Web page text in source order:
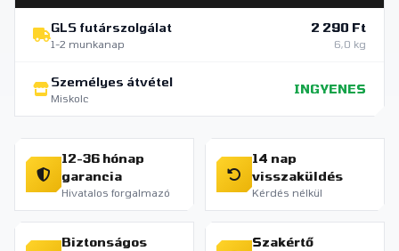
GLS futárszolgálat
1-2 munkanap
2 290 Ft
6,0 kg
Személyes átvétel
Miskolc
INGYENES
12-36 hónap
garancia
Hivatalos forgalmazó
14 nap
visszaküldés
Kérdés nélkül
Biztonságos
Szakértő